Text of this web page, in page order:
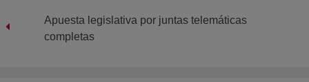
Apuesta legislativa por juntas telemáticas
completas